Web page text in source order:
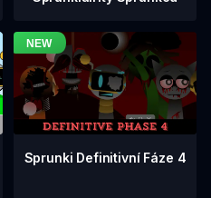
Sprunki Definitivní Fáze 4